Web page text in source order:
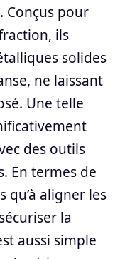
. Conçus pour
ils
solides
ne laissant
Une telle
des outils
En termes de
qu’à aligner les
la
aussi simple